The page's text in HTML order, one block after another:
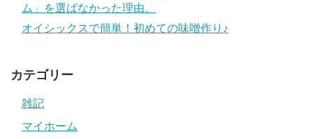
ム」を選ばなかった理由。
オイシックスで簡単！初めての味噌作り♪
カテゴリー
雑記
マイホーム